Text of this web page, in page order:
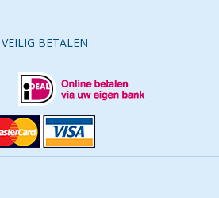
VEILIG BETALEN